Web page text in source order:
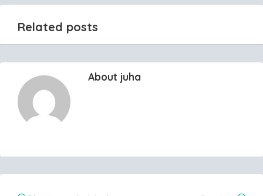
Related posts
About juha